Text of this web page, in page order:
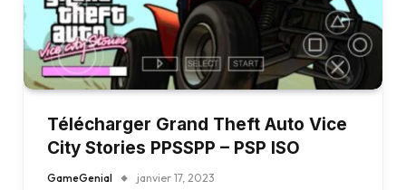
Télécharger Grand Theft Auto Vice
City Stories PPSSPP – PSP ISO
GameGenial janvier 17, 2023